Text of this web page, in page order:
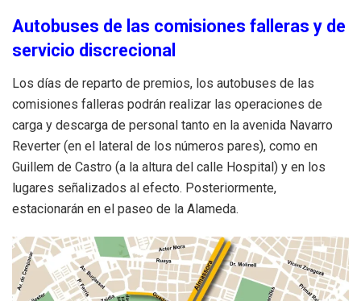
Autobuses de las comisiones falleras y de
servicio discrecional
Los días de reparto de premios, los autobuses de las
comisiones falleras podrán realizar las operaciones de
carga y descarga de personal tanto en la avenida Navarro
Reverter (en el lateral de los números pares), como en
Guillem de Castro (a la altura del calle Hospital) y en los
lugares señalizados al efecto. Posteriormente,
estacionarán en el paseo de la Alameda.